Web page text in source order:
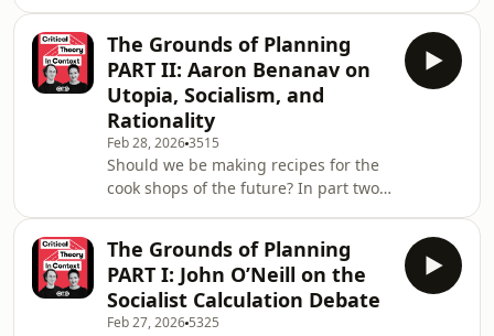
AI as an ideology, a mode of power,
and a social r
tritt heute an die Stelle des
Proletariats, um die Verhältnisse, in
denen der Mensch ein geknechtetes
Wesen ist, umzuwälzen? Der
Philosoph Daniel Loick schlägt hierfür
das Konzept der
„Gegengemeinschaften“ vor. Jenseits
der Institutionen der bürgerlichen
Gesells
The Grounds of Planning
PART II: Aaron Benanav on
Utopia, Socialism, and
Rationality
Feb 28, 20263515
Should we be making recipes for the
cook shops of the future? In part two
Benanav about utopian thinking,
economic rationality, and what it
might actually mean to plan beyond
capitalism. Moving between Marx,
The Grounds of Planning
PART I: John O’Neill on the
Socialist Calculation Debate
Feb 27, 2026 5325